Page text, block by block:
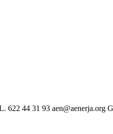
44 31 93 aen@aenerja.org